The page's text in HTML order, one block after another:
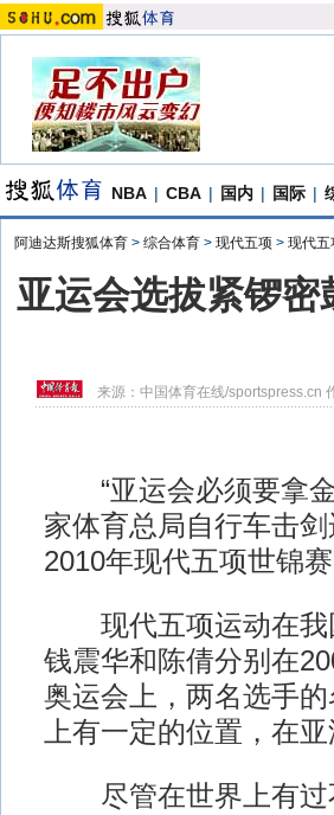
NBA | CBA | 国内 | 国际 |
阿迪达斯搜狐体育 > 综合体育 > 现代五项 > 现代五
亚运会选拔紧锣
来源： 中国体育在线/sportspress.cn
“亚运会必须要拿金
家体育总局自行车击
2010年现代五项世锦赛
现代五项运动在我
钱震华和陈倩分别在
奥运会上，两名选手
上有一定的位置，在
尽管在世界上有过